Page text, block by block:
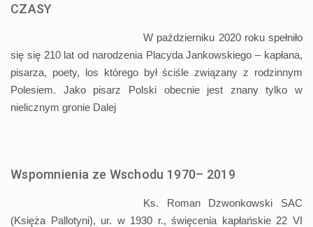
CZASY
W październiku 2020 roku spełniło
się się 210 lat od narodzenia Placyda Jankowskiego – kapłana,
pisarza, poety, los którego był ściśle związany z rodzinnym
Polesiem. Jako pisarz Polski obecnie jest znany tylko w
nielicznym gronie Dalej
Wspomnienia ze Wschodu 1970– 2019
Ks. Roman Dzwonkowski SAC
(Księża Pallotyni), ur. w 1930 r., święcenia kapłańskie 22 VI